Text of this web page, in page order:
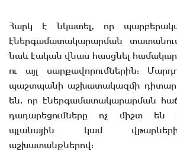
Հարկ է նկատել, որ
էներգամատակարարման
նաև էական վնաս հասցնել
ու այլ սարքավորումներին:
պաշտպանի աշխատակազմի
են, որ էներգամատակարարման
դադարեցումները ոչ միշտ են
պլանային կամ
աշխատանքներով: